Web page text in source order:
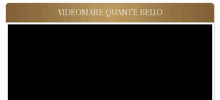
VIDEOMARE QUANT'È BELLO